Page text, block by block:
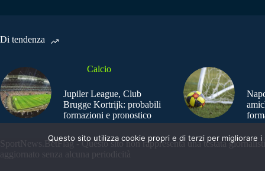
Di tendenza
Calcio
Jupiler League, Club
Brugge Kortrijk: probabili
formazioni e pronostico
SportNews.BetFlag - Questo sito non rappresenta una testata
aggiornato senza alcuna periodicità
Questo sito utilizza cookie propri e di terzi per migliorare